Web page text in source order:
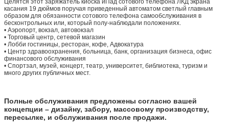
Целятся этот заряжатель киоска иПад сотового телефона ЛКД экрана
касания 19 дюймов поручая приведенный автоматом светлый главным
образом для обязанности сотового телефона самообслуживания в
бесконтрольных или, который полу-наблюдали положениях.
• Аэропорт, вокзал, автовокзал
• Торговый центр, сетевой магазин
• Лобби гостиницы, ресторан, кофе, Адвокатура
• Центр здравоохранения, больница, банк, организация бизнеса, офис
финансового обслуживания
• Спортзал, музей, концерт, театр, университет, библиотека, туризм и
много других публичных мест.
Полные обслуживания предложены согласно вашей
концепции – дизайну, забору, массовому производству,
пересылке, и обслуживания после продажи.